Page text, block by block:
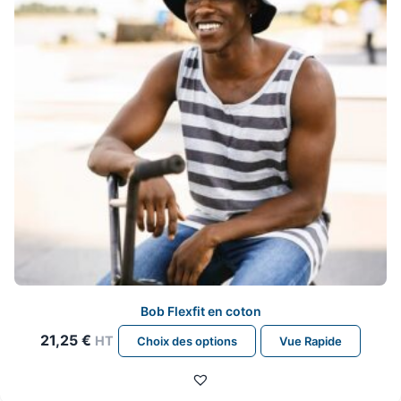
choisies
sur
la
page
du
produit
Bob Flexfit en coton
21,25 € HT Choix des options
Ce
produit
Vue Rapide